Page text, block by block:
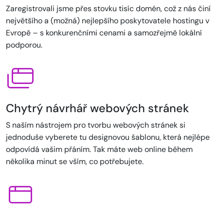
Zaregistrovali jsme přes stovku tisíc domén, což z nás činí
největšího a (možná) nejlepšího poskytovatele hostingu v
Evropě – s konkurenčními cenami a samozřejmě lokální
podporou.
Chytrý návrhář webových stránek
S naším nástrojem pro tvorbu webových stránek si
jednoduše vyberete tu designovou šablonu, která nejlépe
odpovídá vašim přáním. Tak máte web online během
několika minut se vším, co potřebujete.